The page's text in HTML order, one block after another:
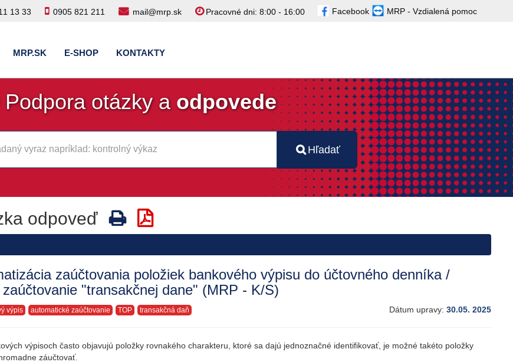
Facebook MRP - Vzdialená pomoc
13 33 0905 821 211 mail@mrp.sk Pracovné dni: 8:00 - 16:00
MRP.SK E-SHOP KONTAKTY
Podpora otázky aodpovede
Hľadať
odpoveď
zaúčtovania položiek bankového výpisu do účtovného denníka /
"transakčnej dane" (MRP - K/S)
výpis automatické zaúčtovanie TOP transakčná daň Dátum upravy: 30.05. 2025
výpisoch často objavujú položky rovnakého charakteru, ktoré sa dajú jednoznačné identifikovať, je možné takéto položky
záučtovať.